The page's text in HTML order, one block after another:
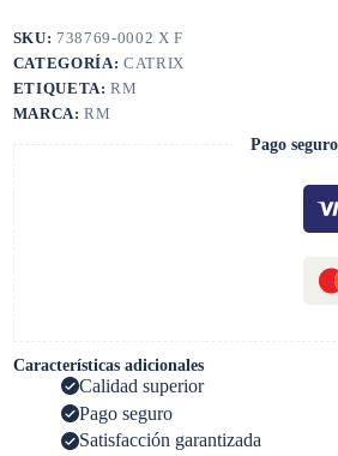
SKU: 738769-0002 X F
CATEGORÍA: CATRIX
ETIQUETA:RM
MARCA:RM
Pago
Características adicionales
Calidad superior
Pago seguro
Satisfacción garantizada